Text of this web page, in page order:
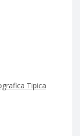
Tipica